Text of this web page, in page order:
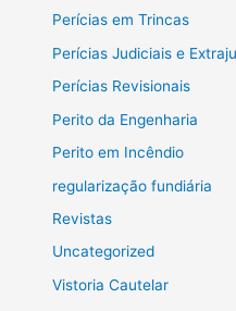
Perícias em Trincas
Perícias Judiciais e
Perícias Revisionais
Perito da Engenharia
Perito em Incêndio
regularização fundiária
Revistas
Uncategorized
Vistoria Cautelar